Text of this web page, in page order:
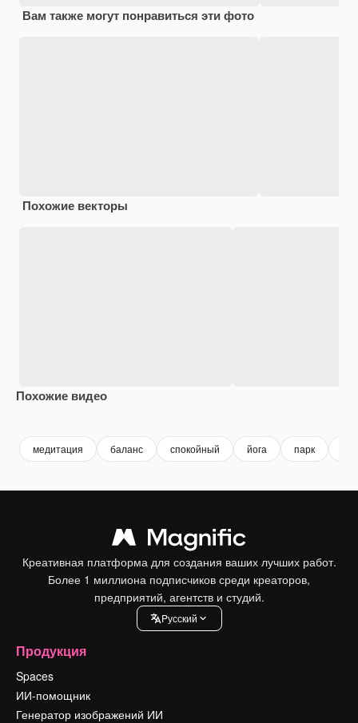
Вам также могут понравиться эти фото
Похожие векторы
Похожие видео
медитация баланс спокойный йога парк
Креативная платформа для создания ваших лучших работ.
Более 1 миллиона подписчиков среди креаторов,
предприятий, агентств и студий.
Pусский
Продукция
Spaces
ИИ-помощник
Генератор изображений ИИ